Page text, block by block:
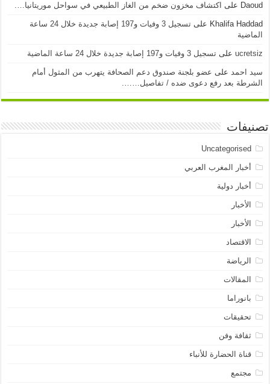
Daoud على اكتشاف مخزون ضخم من الغاز الطبيعي في سواحل موريتانيا….
Khalifa Haddad على
تسجيل 3 وفيات و197 إصابة جديدة خلال 24 ساعة
الماضية
ucretsiz علىتسجيل 3 وفيات و197 إصابة جديدة خلال 24 ساعة الماضية
سيد احمد على عضو بلجنة صندوق دعم الصحافة يتهرب من المثول أمام
الشرطة بعد رفع دعوى ضده / تفاصيل…….
تصنيفات
Uncategorised
أخبار المغرب العربي
أخبار دولية
الأخبار
الأخبار
الاقتصاد
الرياضة
المقالات
بانوراما
تحقيقات
ثقافة وفن
قناة الحضارة للأنباء
مجتمع